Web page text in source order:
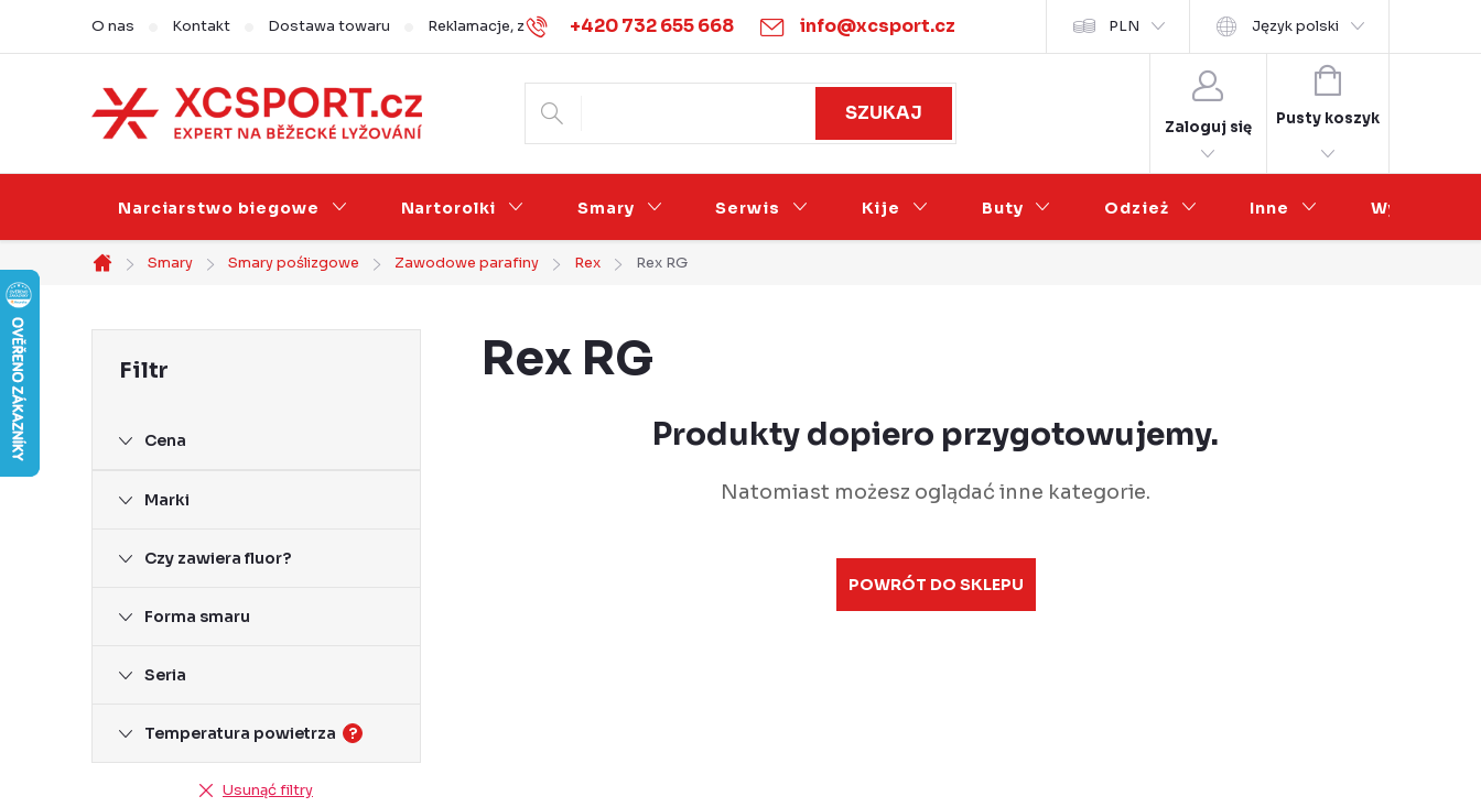
treści
+420 732 655 668 info@xcsport.cz
O nas Kontakt Dostawa towaru Reklamacje, zwroty i wymiany Warunki handlowe Podmínky ochrany osobních údajů Współpraca hurtowa
PLN Język polski
SZUKAJ
Zaloguj się
KOSZYK
Pusty koszyk
Narciarstwo biegowe Nartorolki Smary Serwis Kije Buty Odzież Inne Wyprzedaż
Home
Smary Smary poślizgowe Zawodowe parafiny Rex Rex RG
Cena
Marki
Czy zawiera fluor?
Forma smaru
Seria
Temperatura powietrza ?
Usunąć filtry
Rex RG
Produkty dopiero przygotowujemy.
Natomiast możesz oglądać inne kategorie.
POWRÓT DO SKLEPU